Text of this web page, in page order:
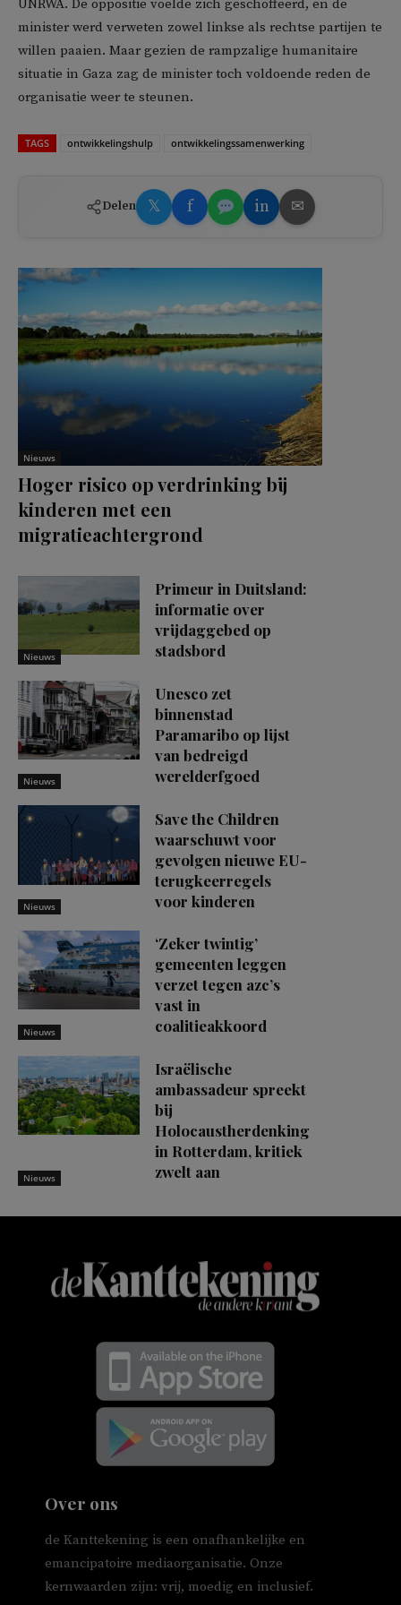
UNRWA. De oppositie voelde zich geschoffeerd, en de
minister werd verweten zowel linkse als rechtse partijen te
willen paaien. Maar gezien de rampzalige humanitaire
situatie in Gaza zag de minister toch voldoende reden de
organisatie weer te steunen.
TAGS ontwikkelingshulp ontwikkelingssamenwerking
Delen 𝕏 f in ✉
Nieuws
Hoger risico op verdrinking bij
kinderen met een
migratieachtergrond
Nieuws
Primeur in Duitsland:
informatie over
vrijdaggebed op
stadsbord
Nieuws
Unesco zet
binnenstad
Paramaribo op lijst
van bedreigd
werelderfgoed
Nieuws
Save the Children
waarschuwt voor
gevolgen nieuwe EU-
terugkeerregels
voor kinderen
Nieuws
‘Zeker twintig’
gemeenten leggen
verzet tegen azc’s
vast in
coalitieakkoord
Nieuws
Israëlische
ambassadeur spreekt
bij
Holocaustherdenking
in Rotterdam, kritiek
zwelt aan
Over ons
de Kanttekening is een onafhankelijke en
emancipatoire mediaorganisatie. Onze
kernwaarden zijn: vrij, moedig en inclusief.